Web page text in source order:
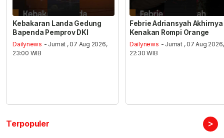
Kebakaran Landa Gedung
Bapenda Pemprov DKI
Dailynews - Jumat , 07 Aug 2026,
23:00 WIB
Febrie Adriansyah Akhirnya
Kenakan Rompi Orange
Dailynews - Jumat , 07 Aug 2026,
22:30 WIB
Terpopuler >